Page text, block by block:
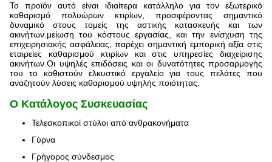
Το προϊόν αυτό είναι ιδιαίτερα κατάλληλο για τον εξωτερικό
καθαρισμό πολυώρων κτιρίων, προσφέροντας σημαντικό
δυναμικό στους τομείς της αστικής κατασκευής και των
ακινήτων.μείωση του κόστους εργασίας, και την ενίσχυση της
επιχειρησιακής ασφάλειας, παρέχει σημαντική εμπορική αξία στις
εταιρείες καθαρισμού κτιρίων και στις υπηρεσίες διαχείρισης
ακινήτων.Οι υψηλές επιδόσεις και οι δυνατότητες προσαρμογής
του το καθιστούν ελκυστικό εργαλείο για τους πελάτες που
αναζητούν λύσεις καθαρισμού υψηλής ποιότητας.
Ο Κατάλογος Συσκευασίας
Τελεσκοπικοί στύλοι από ανθρακονήματα
Γύρνα
Γρήγορος σύνδεσμος